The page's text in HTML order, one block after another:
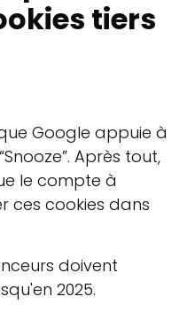
tiers
Google appuie à
Après tout,
le compte à
ces cookies dans
doivent
2025.